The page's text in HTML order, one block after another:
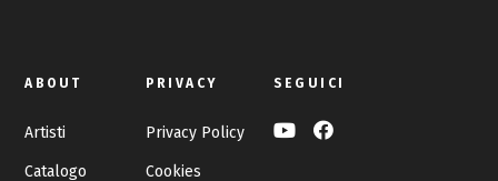
ABOUT
Artisti
Catalogo
PRIVACY
Privacy Policy
Cookies
SEGUICI